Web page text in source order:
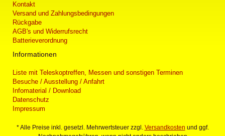
Kontakt
Versand und Zahlungsbedingungen
Rückgabe
AGB's und Widerrufsrecht
Batterieverordnung
Informationen
Liste mit Teleskoptreffen, Messen und sonstigen Terminen
Besuche / Ausstellung / Anfahrt
Infomaterial / Download
Datenschutz
Impressum
* Alle Preise inkl. gesetzl. Mehrwertsteuer zzgl. Versandkosten und ggf.